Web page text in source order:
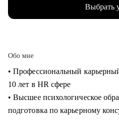
Выбрать
Обо мне
• Профессиональный
10 лет в HR сфере
• Высшее психологическое
подготовка по карьерному